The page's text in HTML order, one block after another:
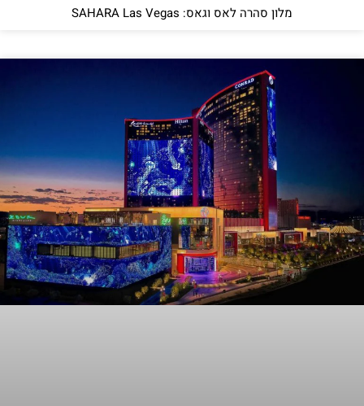
מלון סהרה לאס וגאס: SAHARA Las Vegas